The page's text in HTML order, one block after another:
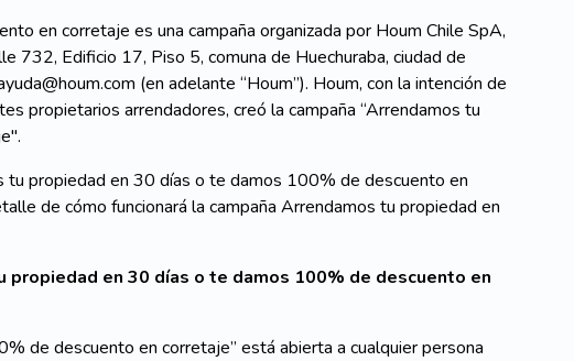
en corretaje es una campaña organizada por Houm Chile SpA,
Edificio 17, Piso 5, comuna de Huechuraba, ciudad de
(en adelante “Houm”). Houm, con la intención de
propietarios arrendadores, creó la campaña “Arrendamos tu
tu propiedad en 30 días o te damos 100% de descuento en
de cómo funcionará la campaña Arrendamos tu propiedad en
en 30 días o te damos 100% de descuento en
de descuento en corretaje” está abierta a cualquier persona